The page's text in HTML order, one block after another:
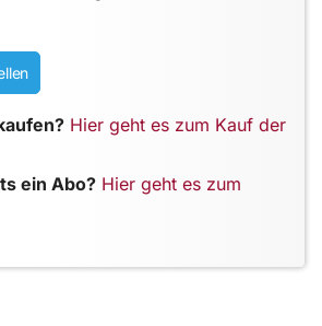
Hier geht es zum Kauf der
ein Abo? Hier geht es zum